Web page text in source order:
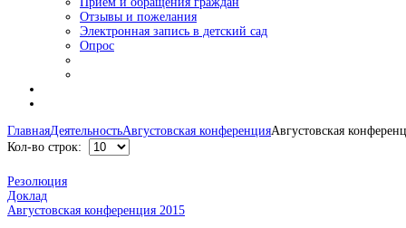
Отзывы и пожелания
Электронная запись в детский сад
Опрос
ГлавнаяДеятельностьАвгустовская конференцияАвгустовская
Кол-во строк:
Резолюция
Доклад
Августовская конференция 2015